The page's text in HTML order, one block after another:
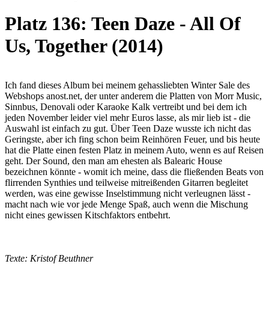
Platz 136: Teen Daze - All Of
Us, Together (2014)
Ich fand dieses Album bei meinem gehassliebten Winter Sale des
Webshops anost.net, der unter anderem die Platten von Morr Music,
Sinnbus, Denovali oder Karaoke Kalk vertreibt und bei dem ich
jeden November leider viel mehr Euros lasse, als mir lieb ist - die
Auswahl ist einfach zu gut. Über Teen Daze wusste ich nicht das
Geringste, aber ich fing schon beim Reinhören Feuer, und bis heute
hat die Platte einen festen Platz in meinem Auto, wenn es auf Reisen
geht. Der Sound, den man am ehesten als Balearic House
bezeichnen könnte - womit ich meine, dass die fließenden Beats von
flirrenden Synthies und teilweise mitreißenden Gitarren begleitet
werden, was eine gewisse Inselstimmung nicht verleugnen lässt -
macht nach wie vor jede Menge Spaß, auch wenn die Mischung
nicht eines gewissen Kitschfaktors entbehrt.
Texte: Kristof Beuthner